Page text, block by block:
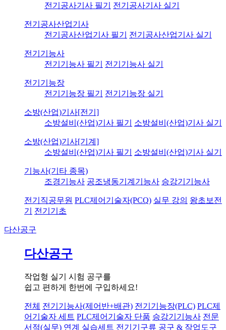
전기공사기사 필기
전기공사기사 실기
전기공사산업기사
전기공사산업기사 필기
전기공사산업기사 실기
전기기능사
전기기능사 필기
전기기능사 실기
전기기능장
전기기능장 필기
전기기능장 실기
소방(산업)기사[전기]
소방설비(산업)기사 필기
소방설비(산업)기사 실기
소방(산업)기사[기계]
소방설비(산업)기사 필기
소방설비(산업)기사 실기
기능사(기타 종목)
조경기능사 공조냉동기계기능사 승강기기능사
전기직공무원 PLC제어기술자(PCQ) 실무 강의 왕초보전
기
전기기초
다산공구
다산공구
작업형 실기 시험 공구를
쉽고 편하게 한번에 구입하세요!
전체 전기기능사(제어반+배관) 전기기능장(PLC) PLC제
어기술자 세트 PLC제어기술자 단품 승강기기능사 전문
서적(실무) 연계 실습세트 전기기구류 공구 & 작업도구